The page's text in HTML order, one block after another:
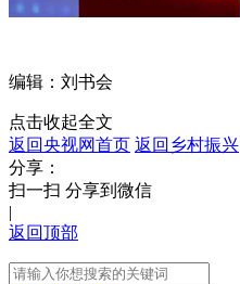
编辑：刘书会
点击收起全文
返回央视网首页 返回乡村振兴
分享：
扫一扫 分享到微信
|
返回顶部